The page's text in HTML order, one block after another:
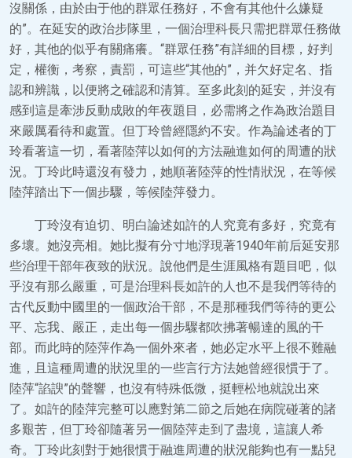
沒關係，由於由于他的群眾任務好，不會有其他什么嫌疑
的”。在延安的政治步隊里，一個治理科長只需把群眾任務做
好，其他的似乎有關痛癢。“群眾任務”有詳細的目標，好判
定，權衡，考察，責罰，可這些“其他的”，并欠好定名、指
認和辨識，以便將之確認和清算。至多此刻的延安，并沒有
感到這是牽涉反動成敗的年夜題目，必需將之作為政治題目
來嚴厲看待和處置。但丁玲曾經隱約不安。作為論述者的丁
玲看著這一切，看著陸萍以如何的方法融進如何的周遭的狀
況。丁玲此時還沒有發力，她順著陸萍的性情狀況，在等候
陸萍踏出下一個步驟，等候陸萍發力。
丁玲沒有迫切、明白論述如許的人究竟有多好，究竟有
多壞。她沒亮相。她比擬有分寸地浮現著1940年前后延安那
些治理干部年夜致的狀況。說他們是生涯風格有題目吧，似
乎沒有那么嚴重，可是治理科長如許的人也不是我們等待的
古代反動中國里的一個政治干部，不是那種我們等待的更公
平、忘我、嚴正，走出每一個步驟都吹拂著暢達的風的干
部。而此時的陸萍作為一個外來者，她必定水平上很不難融
進，且這種周遭的狀況里的一些言行方法她曾經很慣于了。
陸萍“諂諛”的聲響，也沒有特殊低微，挺輕松地就說出來
了。如許的陸萍完整可以應對第二節之后她在病院碰著的諸
多艱苦，但丁玲卻隨著另一個陸萍走到了盡境，這讓人希
奇。丁玲此刻對于她很慣于融進周遭的狀況能夠也有一點兒